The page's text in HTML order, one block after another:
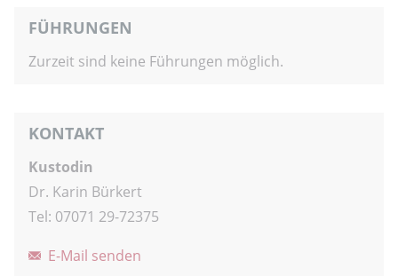
FÜHRUNGEN
Zurzeit sind keine Führungen möglich.
KONTAKT
Kustodin
Dr. Karin Bürkert
Tel: 07071 29-72375
E-Mail senden